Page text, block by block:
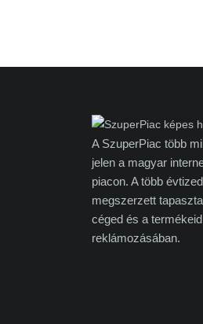
A SzuperPiac több
jelen a magyar
piacon. A több
megszerzett
céged és a termékeid
reklámozásában.